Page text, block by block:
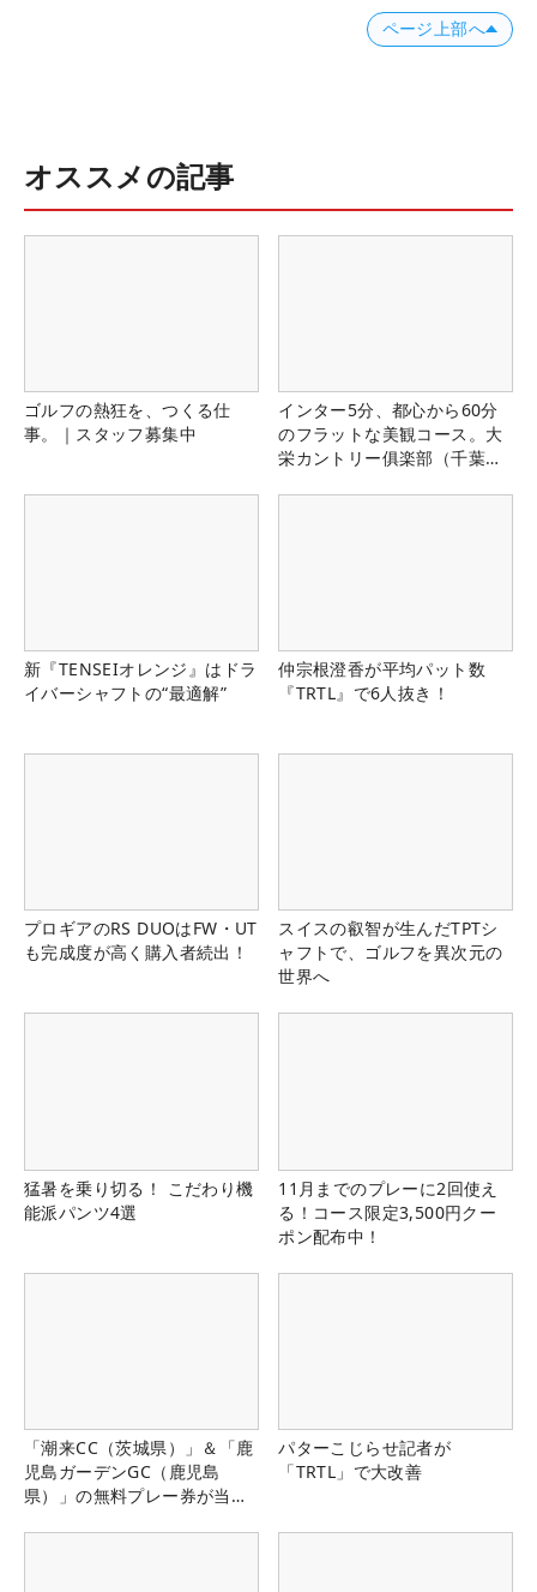
ページ上部へ
オススメの記事
ゴルフの熱狂を、つくる仕
事。｜スタッフ募集中
インター5分、都心から60分
のフラットな美観コース。大
栄カントリー俱楽部（千葉
新『TENSEIオレンジ』はドラ
イバーシャフトの“最適解”
仲宗根澄香が平均パット数
『TRTL』で6人抜き！
プロギアのRS DUOはFW・UT
も完成度が高く購入者続出！
スイスの叡智が生んだTPTシ
ャフトで、ゴルフを異次元の
世界へ
猛暑を乗り切る！ こだわり機
能派パンツ4選
11月までのプレーに2回使え
る！コース限定3,500円クー
ポン配布中！
「潮来CC（茨城県）」＆「鹿
児島ガーデンGC（鹿児島
県）」の無料プレー券が当た
パターこじらせ記者が
「TRTL」で大改善